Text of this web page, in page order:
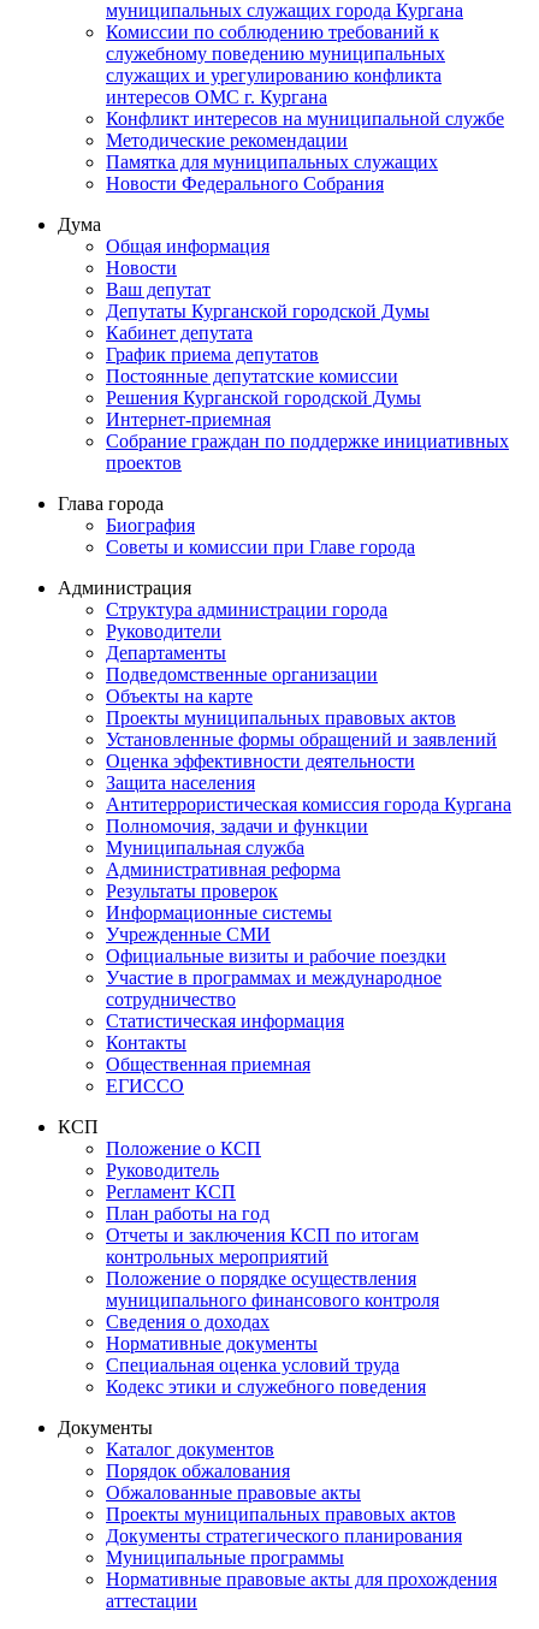
муниципальных служащих города Кургана
Комиссии по соблюдению требований к
служебному поведению муниципальных
служащих и урегулированию конфликта
интересов ОМС г. Кургана
Конфликт интересов на муниципальной службе
Методические рекомендации
Памятка для муниципальных служащих
Новости Федерального Cобрания
Дума
Общая информация
Новости
Ваш депутат
Депутаты Курганской городской Думы
Кабинет депутата
График приема депутатов
Постоянные депутатские комиссии
Решения Курганской городской Думы
Интернет-приемная
Собрание граждан по поддержке инициативных
проектов
Глава города
Биография
Советы и комиссии при Главе города
Администрация
Структура администрации города
Руководители
Департаменты
Подведомственные организации
Объекты на карте
Проекты муниципальных правовых актов
Установленные формы обращений и заявлений
Оценка эффективности деятельности
Защита населения
Антитеррористическая комиссия города Кургана
Полномочия, задачи и функции
Муниципальная служба
Административная реформа
Результаты проверок
Информационные системы
Учрежденные СМИ
Официальные визиты и рабочие поездки
Участие в программах и международное
сотрудничество
Статистическая информация
Контакты
Общественная приемная
ЕГИССО
КСП
Положение о КСП
Руководитель
Регламент КСП
План работы на год
Отчеты и заключения КСП по итогам
контрольных мероприятий
Положение о порядке осуществления
муниципального финансового контроля
Сведения о доходах
Нормативные документы
Специальная оценка условий труда
Кодекс этики и служебного поведения
Документы
Каталог документов
Порядок обжалования
Обжалованные правовые акты
Проекты муниципальных правовых актов
Документы стратегического планирования
Муниципальные программы
Нормативные правовые акты для прохождения
аттестации